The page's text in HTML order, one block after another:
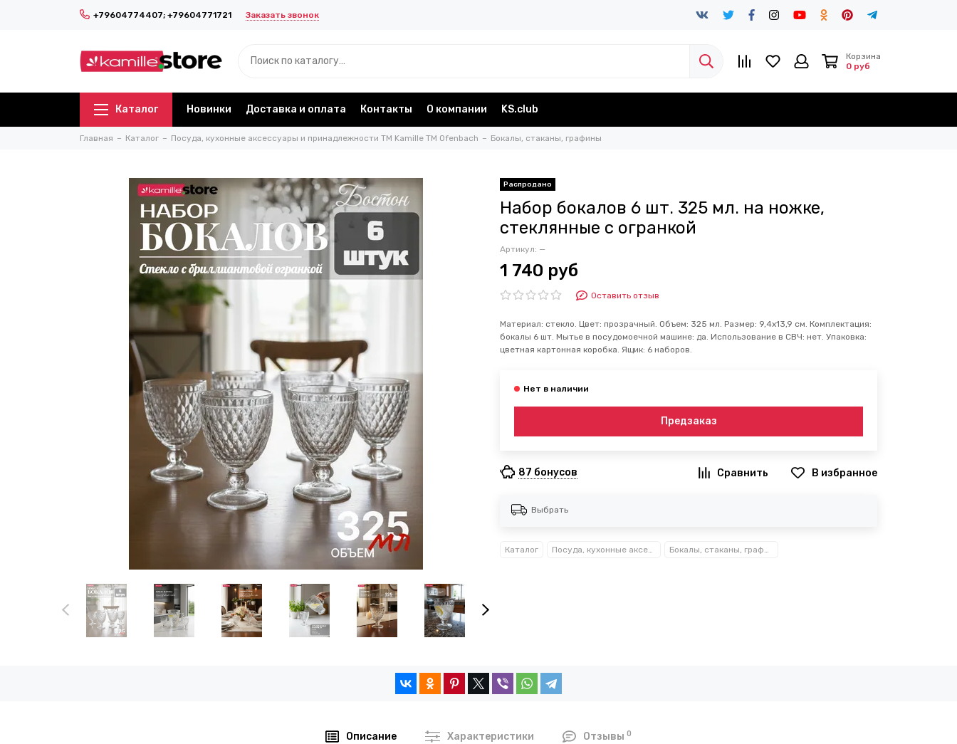
+79604774407; +79604771721 Заказать звонок
Корзина
0 руб
Каталог Новинки Доставка и оплата Контакты О компании KS.club
Главная Каталог Посуда, кухонные аксессуары и принадлежности TM Kamille TM Ofenbach Бокалы, стаканы, графины
Набор бокалов 6 шт. 325 мл. на ножке,
стеклянные с огранкой
Артикул: —
1 740 руб
Оставить отзыв
Материал: стекло. Цвет: прозрачный. Объем: 325 мл. Размер: 9,4х13,9 см. Комплектация:
бокалы 6 шт. Мытье в посудомоечной машине: да. Использование в СВЧ: нет. Упаковка:
цветная картонная коробка. Ящик: 6 наборов.
Предзаказ
87 бонусов В избранное
Выбрать
Каталог Посуда, кухонные аксессуары и принадлежности TM Kamille TM Ofenbach Бокалы, стаканы, графины
Описание Характеристики Отзывы 0